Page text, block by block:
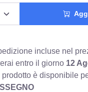
incluse nel
entro il giorno 12
prodotto è disponibile